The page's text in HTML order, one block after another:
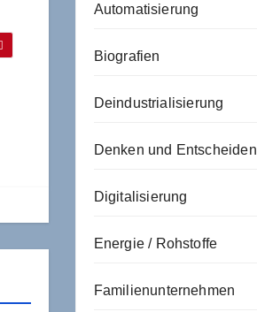
Automatisierung
Biografien
Deindustrialisierung
Denken und Entscheiden
Digitalisierung
Energie / Rohstoffe
Familienunternehmen